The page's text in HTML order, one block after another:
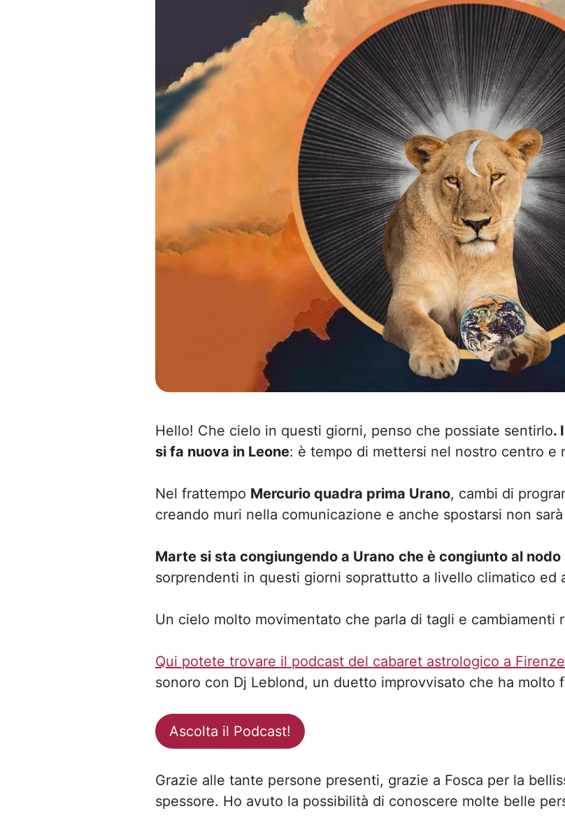
Hello! Che cielo in questi giorni, penso che possiate sentirlo.
si fa nuova in Leone: è tempo di mettersi nel nostro centro e
Nel frattempo Mercurio quadra prima Urano, cambi di
creando muri nella comunicazione e anche spostarsi non
Marte si sta congiungendo a Urano che è congiunto al nodo
sorprendenti in questi giorni soprattutto a livello climatico ed
Un cielo molto movimentato che parla di tagli e cambiamenti
Qui potete trovare il podcast del cabaret astrologico a Firenze
sonoro con Dj Leblond, un duetto improvvisato che ha molto
Ascolta il Podcast!
Grazie alle tante persone presenti, grazie a Fosca per la
spessore. Ho avuto la possibilità di conoscere molte belle